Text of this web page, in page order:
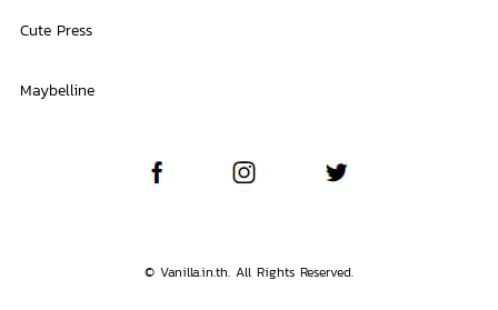
Cute Press
Maybelline
© Vanilla.in.th. All Rights Reserved.